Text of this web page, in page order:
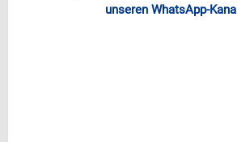
unseren WhatsApp-Kanal